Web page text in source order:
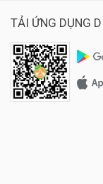
TẢI ỨNG DỤNG